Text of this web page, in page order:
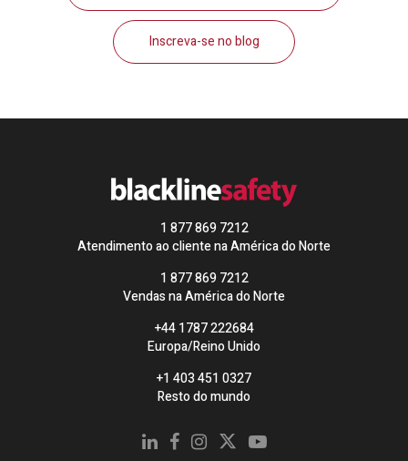
Inscreva-se no blog
1 877 869 7212
Atendimento ao cliente na América do Norte
1 877 869 7212
Vendas na América do Norte
+44 1787 222684
Europa/Reino Unido
+1 403 451 0327
Resto do mundo